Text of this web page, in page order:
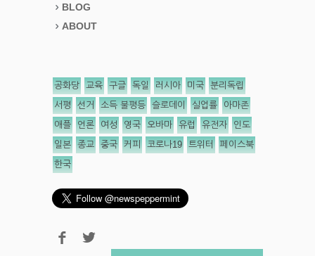
BLOG
ABOUT
공화당 교육 구글 독일 러시아 미국 분리독립
서평 선거 소득 불평등 슬로데이 실업률 아마존
애플 언론 여성 영국 오바마 유럽 유전자 인도
일본 종교 중국 커피 코로나19 트위터 페이스북
한국